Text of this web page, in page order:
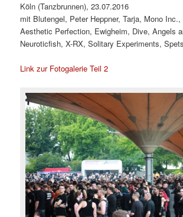
Köln (Tanzbrunnen), 23.07.2016
mit Blutengel, Peter Heppner, Tarja, Mono Inc.,
Aesthetic Perfection, Ewigheim, Dive, Angels
Neuroticfish, X-RX, Solitary Experiments,
Link zur Fotogalerie Teil 2